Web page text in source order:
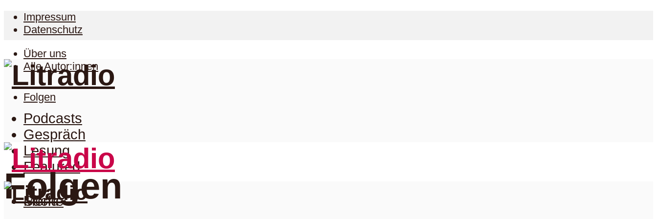
Impressum
Datenschutz
Über uns
Alle Autor:innen
Folgen
Folgen
Podcasts
Gespräch
Lesung
Featured
Menu
Suche